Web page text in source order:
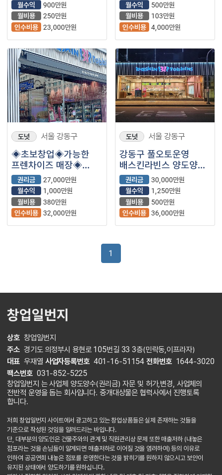
월수익
900만원
월비용
250만원
인수비용 23,000만원
월수익
500만원
월비용
103만원
인수비용 4,000만원
도넛 서울 강동구
◈초보창업◈가능한
프렌차이즈 매장◈
순익보장◈
권리금
27,000만원
월수익
1,000만원
월비용
380만원
인수비용 32,000만원
도넛 서울 강동구
강동구 풀오토운영
배스킨라빈스 양도양수
여성창업 초보창업
수익성창업
권리금
30,000만원
월수익
1,250만원
월비용
500만원
인수비용 36,000만원
1
창업일번지
상호 창업일번지
주소 경기도 의정부시 용현로 105번길 33 3층(민락동,이프라자)
대표 우재열 사업자등록번호 401-16-51154 전화번호 1644-3020
팩스번호 031-852-5225
창업일번지 는 사업체 양도양수(권리금) 자문 및 허가,변경, 사업체의
전반적 운영을 돕는 회사입니다. 중개대상물은 협력사에서 진행토록
합니다.
저희 창업일번지 사이트에서 광고하고 있는 창업상품들은 실제 존재하는 것들을
기준으로 작성된 것임을 알려드리는 바입니다.
단, 대부분의 양도인은 건물주와의 관계 및 직원관리상 문제 또한 매출저하 (내놓은
점포라는 것을 손님들이 알게되면 매출저하로 이어질 것을 염려하여) 등의 이유로
인하여 공공연희 내놓은 점포를 운영한다는 것을 밝히기를 원하지 않으시고 보안이
유지된 상태에서 양도하기를 원하십니다.